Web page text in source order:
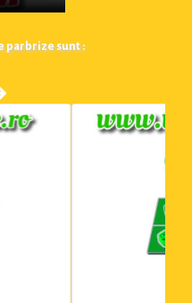
parbrize sunt :